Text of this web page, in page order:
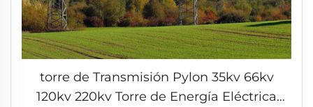
torre de Transmisión Pylon 35kv 66kv
120kv 220kv Torre de Energía Eléctrica